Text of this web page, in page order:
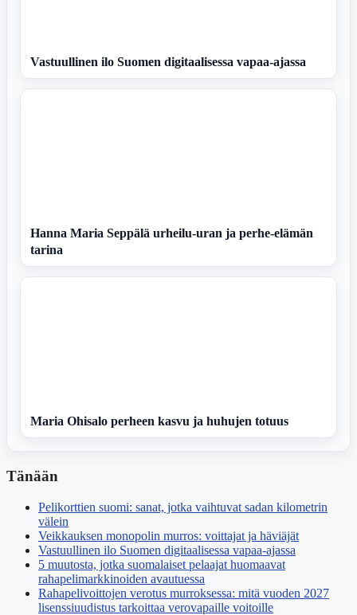
Vastuullinen ilo Suomen digitaalisessa vapaa-ajassa
Hanna Maria Seppälä urheilu-uran ja perhe-elämän
tarina
Maria Ohisalo perheen kasvu ja huhujen totuus
Tänään
Pelikorttien suomi: sanat, jotka vaihtuvat sadan kilometrin
välein
Veikkauksen monopolin murros: voittajat ja häviäjät
Vastuullinen ilo Suomen digitaalisessa vapaa-ajassa
5 muutosta, jotka suomalaiset pelaajat huomaavat
rahapelimarkkinoiden avautuessa
Rahapelivoittojen verotus murroksessa: mitä vuoden 2027
lisenssiuudistus tarkoittaa verovapaille voitoille